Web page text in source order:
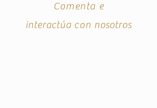
Comenta e
interactúa con nosotros